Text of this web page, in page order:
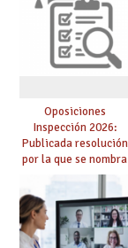
Oposiciones
Inspección 2026:
Publicada resolución
por la que se nombra
funcionarios/as en
prácticas, se regulan
dichas prácticas y se
convoca acto público
de adjudicación